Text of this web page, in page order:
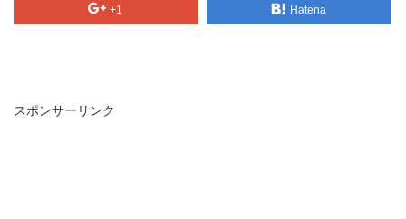
+1 Hatena
スポンサーリンク